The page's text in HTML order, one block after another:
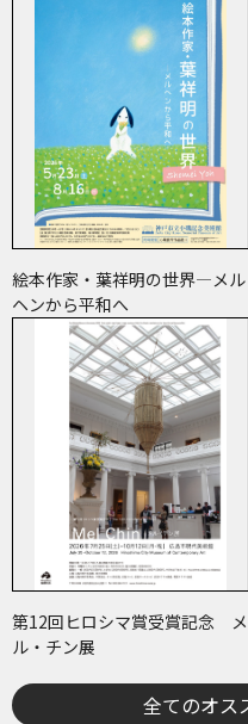
絵本作家・葉祥明の世界―メル
ヘンから平和へ
第12回ヒロシマ賞受賞記念 メ
ル・チン展
全てのオス